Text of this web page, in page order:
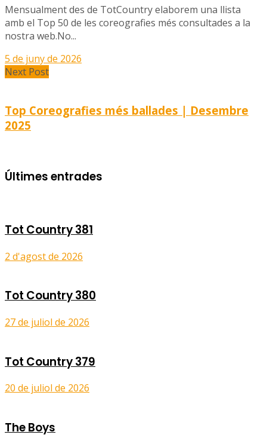
Mensualment des de TotCountry elaborem una llista
amb el Top 50 de les coreografies més consultades a la
nostra web.No...
5 de juny de 2026
Next Post
Top Coreografies més ballades | Desembre
2025
Últimes entrades
Tot Country 381
2 d'agost de 2026
Tot Country 380
27 de juliol de 2026
Tot Country 379
20 de juliol de 2026
The Boys